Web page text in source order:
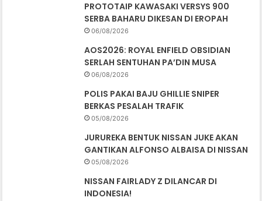
PROTOTAIP KAWASAKI VERSYS 900
SERBA BAHARU DIKESAN DI EROPAH
06/08/2026
AOS2026: ROYAL ENFIELD OBSIDIAN
SERLAH SENTUHAN PA’DIN MUSA
06/08/2026
POLIS PAKAI BAJU GHILLIE SNIPER
BERKAS PESALAH TRAFIK
05/08/2026
JURUREKA BENTUK NISSAN JUKE AKAN
GANTIKAN ALFONSO ALBAISA DI NISSAN
05/08/2026
NISSAN FAIRLADY Z DILANCAR DI
INDONESIA!